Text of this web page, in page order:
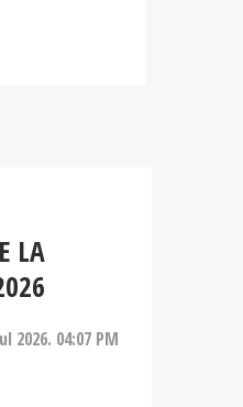
LA
2026. 04:07 PM